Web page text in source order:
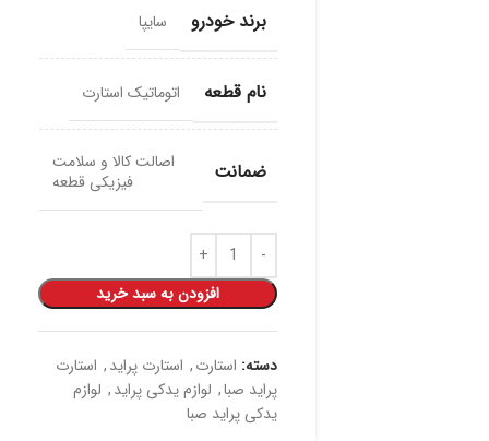
برند خودرو سایپا
نام قطعه اتوماتیک استارت
ضمانت
اصالت کالا و سلامت
فیزیکی قطعه
افزودن به سبد خرید
دسته: استارت, استارت پراید, استارت
پراید صبا, لوازم یدکی پراید, لوازم
یدکی پراید صبا